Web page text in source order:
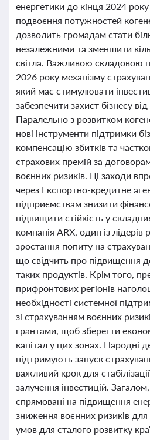
енергетики до кінця 2024
подвоєння потужностей
дозволить громадам стати
незалежними та зменшити
світла. Важливою складовою
2026 року механізму
який має стимулювати
забезпечити захист бізнесу
Паралельно з розвитком
нові інструменти підтримки
компенсацію збитків та
страхових премій за
воєнних ризиків. Ці заходи
через Експортно-кредитне
підприємствам знизити
підвищити стійкість у
компанія ARX, один із
зростання попиту на
що свідчить про підвищення
таких продуктів. Крім того,
прифронтових регіонів
необхідності системної
зі страхуванням воєнних
грантами, щоб зберегти
капітал у цих зонах. Народні
підтримують запуск
важливий крок для
залучення інвестицій. Загалом,
спрямовані на підвищення
зниження воєнних ризиків для
умов для сталого розвитку